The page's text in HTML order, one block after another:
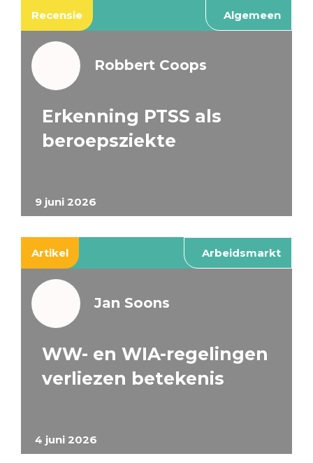
Recensie Algemeen
9 juni 2026
Robbert Coops
Erkenning PTSS als
beroepsziekte
Artikel Arbeidsmarkt
4 juni 2026
Jan Soons
WW- en WIA-regelingen
verliezen betekenis